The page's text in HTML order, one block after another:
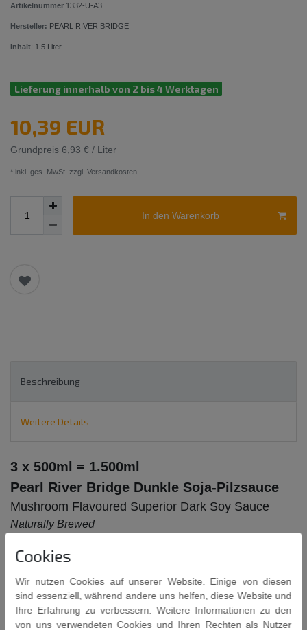
Artikelnummer 1332-U-A3
Hersteller: PEARL RIVER BRIDGE
Inhalt: 1.5 Liter
Lieferung innerhalb von 2 bis 4 Werktagen
10,39 EUR
Grundpreis 6,93 € / Liter
* inkl. ges. MwSt. zzgl. Versandkosten
In den Warenkorb
Beschreibung
Weitere Details
3 x 500ml = 1.500ml
Pearl River Bridge Dunkle Soja-Pilzsauce
Mushroom Flavoured Superior Dark Soy Sauce
Naturally Brewed
Zutaten: Wasser, Sojabohnen, Salz, Zucker, Weizenmehl,
Cookies
Wir nutzen Cookies auf unserer Website. Einige von diesen
sind essenziell, während andere uns helfen, diese Website und
Ihre Erfahrung zu verbessern. Weitere Informationen zu den
von uns verwendeten Cookies und Ihren Rechten als Nutzer